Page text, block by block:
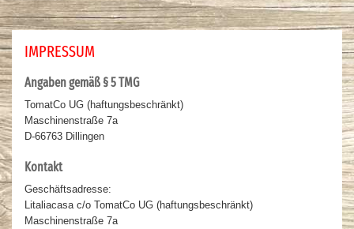
IMPRESSUM
Angaben gemäß § 5 TMG
TomatCo UG (haftungsbeschränkt)
Maschinenstraße 7a
D-66763 Dillingen
Kontakt
Geschäftsadresse:
Litaliacasa c/o TomatCo UG (haftungsbeschränkt)
Maschinenstraße 7a